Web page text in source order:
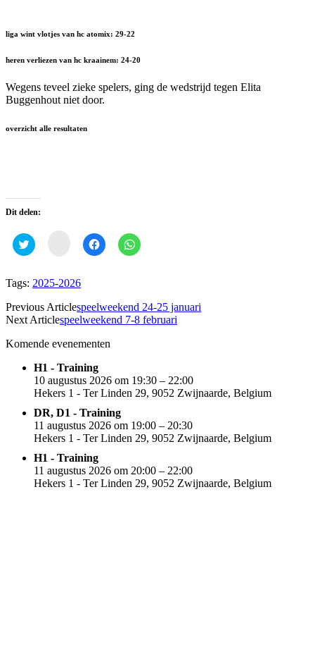
liga wint vlotjes van hc atomix: 29-22
heren verliezen van hc kraainem: 24-20
Wegens teveel zieke spelers, ging de wedstrijd tegen Elita
Buggenhout niet door.
overzicht alle resultaten
Dit delen:
Klik
om
met
Twitter
in
een
nieuw
geopend)
Klik
om
op
instagram
in
een
nieuw
geopend)
Klik
om
in
een
nieuw
geopend)
Klik
om
in
een
nieuw
Tags: 2025-2026
Previous Articlespeelweekend 24-25 januari
Next Articlespeelweekend 7-8 februari
Komende evenementen
H1 - Training
10 augustus 2026 om 19:30 – 22:00
Hekers 1 - Ter Linden 29, 9052 Zwijnaarde, Belgium
DR, D1 - Training
11 augustus 2026 om 19:00 – 20:30
Hekers 1 - Ter Linden 29, 9052 Zwijnaarde, Belgium
H1 - Training
11 augustus 2026 om 20:00 – 22:00
Hekers 1 - Ter Linden 29, 9052 Zwijnaarde, Belgium